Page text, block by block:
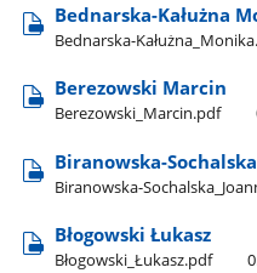
Bednarska-Kałużna
Bednarska-
Berezowski Marcin
Berezowski​_Marcin.pdf
Biranowska-
Biranowska-
Błogowski Łukasz
Błogowski​_Łukasz.pdf